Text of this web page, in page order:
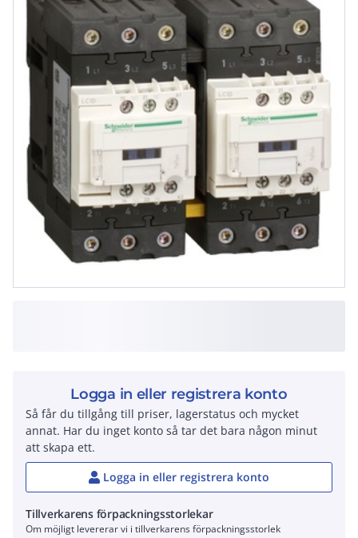
Logga in eller registrera konto
Så får du tillgång till priser, lagerstatus och mycket
annat. Har du inget konto så tar det bara någon minut
att skapa ett.
Logga in eller registrera konto
Tillverkarens förpackningsstorlekar
Om möjligt levererar vi i tillverkarens förpackningsstorlek